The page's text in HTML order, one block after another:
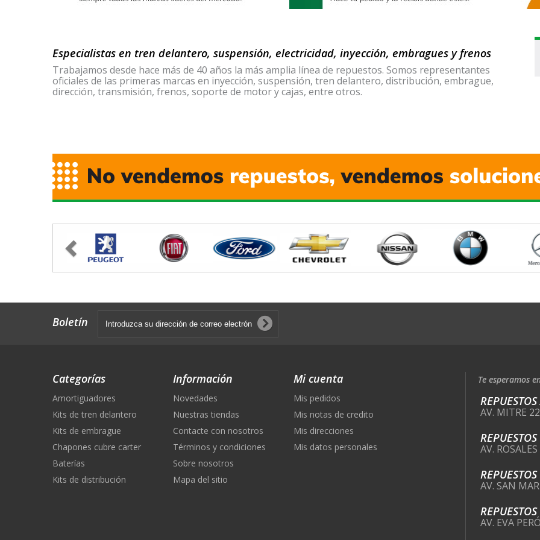
Especialistas en tren delantero, suspensión, electricidad, inyección, embragues y frenos
Trabajamos desde hace más de 40 años la más amplia línea de repuestos. Somos representantes
oficiales de las primeras marcas en inyección, suspensión, tren delantero, distribución, embrague,
dirección, transmisión, frenos, soporte de motor y cajas, entre otros.
Previous
Boletín
Categorías
Amortiguadores
Kits de tren delantero
Kits de embrague
Chapones cubre carter
Baterías
Kits de distribución
Información
Novedades
Nuestras tiendas
Contacte con nosotros
Términos y condiciones
Sobre nosotros
Mapa del sitio
Mi cuenta
Mis pedidos
Mis notas de credito
Mis direcciones
Mis datos personales
Te esperamos
AV. MITRE
AV.
AV. SAN
AV. EVA